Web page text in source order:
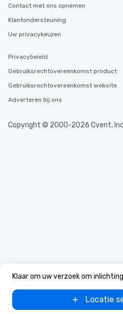
Klaar om uw verzoek om
Locatie
Contact met ons opnemen
Klantondersteuning
Uw privacykeuzen
Privacybeleid
Gebruiksrechtovereenkomst product
Gebruiksrechtovereenkomst website
Adverteren bij ons
Copyright © 2000-2026 Cvent,